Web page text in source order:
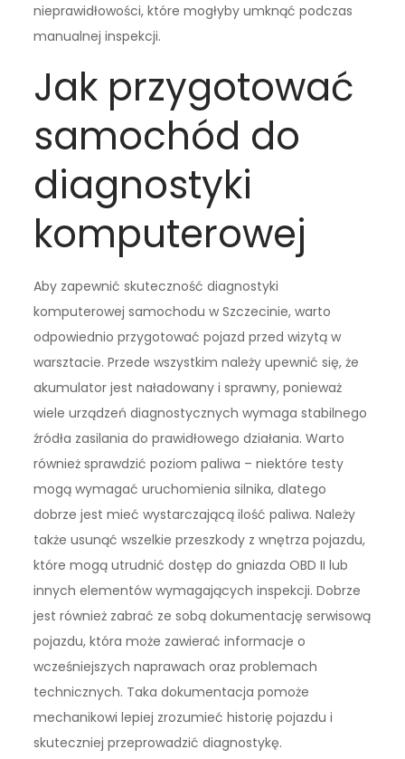
nieprawidłowości, które mogłyby umknąć podczas
manualnej inspekcji.
Jak przygotować
samochód do
diagnostyki
komputerowej
Aby zapewnić skuteczność diagnostyki
komputerowej samochodu w Szczecinie, warto
odpowiednio przygotować pojazd przed wizytą w
warsztacie. Przede wszystkim należy upewnić się, że
akumulator jest naładowany i sprawny, ponieważ
wiele urządzeń diagnostycznych wymaga stabilnego
źródła zasilania do prawidłowego działania. Warto
również sprawdzić poziom paliwa – niektóre testy
mogą wymagać uruchomienia silnika, dlatego
dobrze jest mieć wystarczającą ilość paliwa. Należy
także usunąć wszelkie przeszkody z wnętrza pojazdu,
które mogą utrudnić dostęp do gniazda OBD II lub
innych elementów wymagających inspekcji. Dobrze
jest również zabrać ze sobą dokumentację serwisową
pojazdu, która może zawierać informacje o
wcześniejszych naprawach oraz problemach
technicznych. Taka dokumentacja pomoże
mechanikowi lepiej zrozumieć historię pojazdu i
skuteczniej przeprowadzić diagnostykę.